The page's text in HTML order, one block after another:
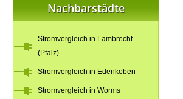
Nachbarstädte
Stromvergleich in Lambrecht
(Pfalz)
Stromvergleich in Edenkoben
Stromvergleich in Worms